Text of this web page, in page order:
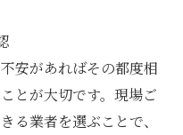
安があればその都度相
とが大切です。現場ご
る業者を選ぶことで、